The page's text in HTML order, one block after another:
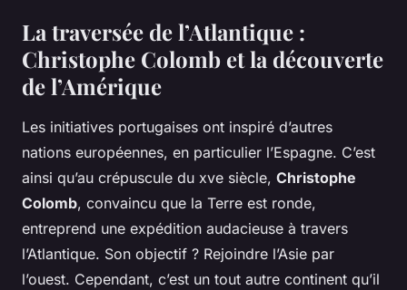
La traversée de l’Atlantique :
Christophe Colomb et la découverte
de l’Amérique
Les initiatives portugaises ont inspiré d’autres
nations européennes, en particulier l’Espagne. C’est
ainsi qu’au crépuscule du xve siècle, Christophe
Colomb, convaincu que la Terre est ronde,
entreprend une expédition audacieuse à travers
l’Atlantique. Son objectif ? Rejoindre l’Asie par
l’ouest. Cependant, c’est un tout autre continent qu’il